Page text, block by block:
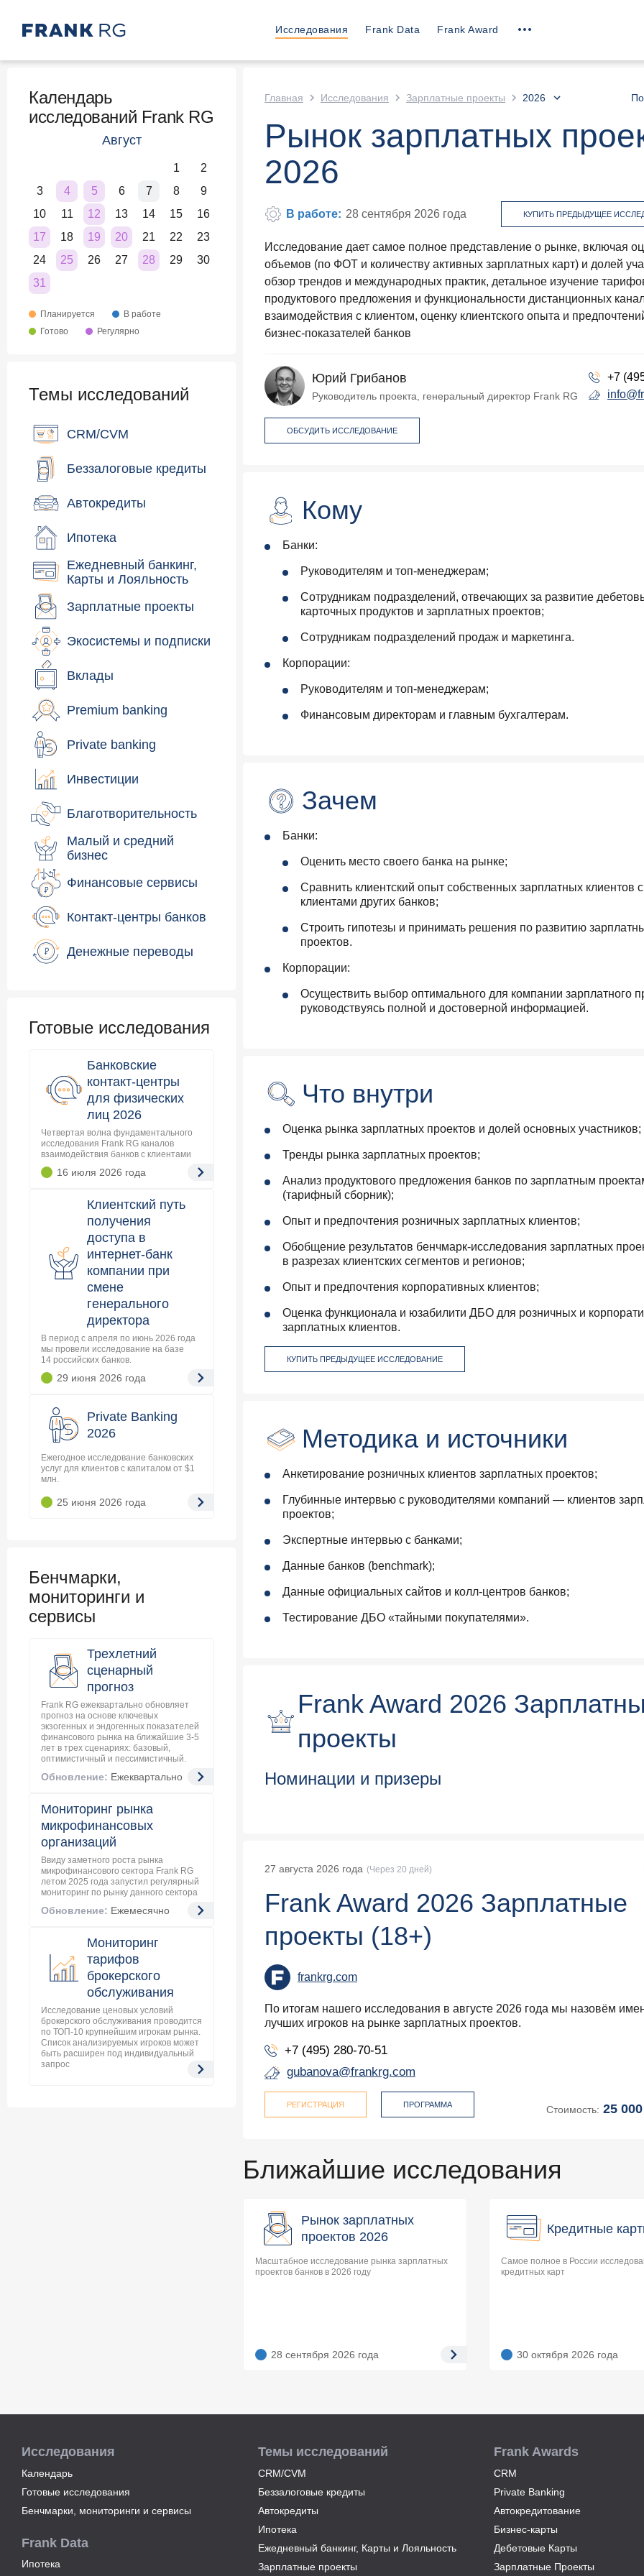
Исследования Frank Data Frank Award
Календарь
исследований Frank RG
Август
1
2
3
4 5 6 7 8
9
10
11 12 13 14 15
16
17
18 19 20 21 22
23
24
25 26 27 28 29
30
31
Планируется
В работе
Готово
Регулярно
Темы исследований
CRM/CVM
Беззалоговые кредиты
Автокредиты
Ипотека
Ежедневный банкинг,
Карты и Лояльность
Зарплатные проекты
Экосистемы и подписки
Вклады
Premium banking
Private banking
Инвестиции
Благотворительность
Малый и средний
бизнес
Финансовые сервисы
Контакт-центры банков
Денежные переводы
Готовые исследования
Банковские
контакт-центры
для физических
лиц 2026
Четвертая волна фундаментального
исследования Frank RG каналов
взаимодействия банков с клиентами
16 июля 2026 года
Клиентский путь
получения
доступа в
интернет-банк
компании при
смене
генерального
директора
В период с апреля по июнь 2026 года
мы провели исследование на базе
14 российских банков.
29 июня 2026 года
Private Banking
2026
Ежегодное исследование банковских
услуг для клиентов с капиталом от $1
млн.
25 июня 2026 года
Бенчмарки,
мониторинги и
сервисы
Трехлетний
сценарный
прогноз
Frank RG ежеквартально обновляет
прогноз на основе ключевых
экзогенных и эндогенных показателей
финансового рынка на ближайшие 3-5
лет в трех сценариях: базовый,
оптимистичный и пессимистичный.
Обновление: Ежеквартально
Мониторинг рынка
микрофинансовых
организаций
Ввиду заметного роста рынка
микрофинансового сектора Frank RG
летом 2025 года запустил регулярный
мониторинг по рынку данного сектора
Обновление: Ежемесячно
Мониторинг
тарифов
брокерского
обслуживания
Исследование ценовых условий
брокерского обслуживания проводится
по ТОП-10 крупнейшим игрокам рынка.
Список анализируемых игроков может
быть расширен под индивидуальный
запрос
Главная Исследования Зарплатные проекты 2026
Рынок зарплатных
2026
В работе: 28 сентября 2026 года КУПИТЬ ПРЕДЫДУЩЕЕ
Исследование дает самое полное представление о рынке, включая
объемов (по ФОТ и количеству активных зарплатных карт) и долей
обзор трендов и международных практик, детальное изучение
продуктового предложения и функциональности дистанционных
взаимодействия с клиентом, оценку клиентского опыта и
бизнес-показателей банков
Юрий Грибанов
Руководитель проекта, генеральный директор Frank RG
+7
ОБСУДИТЬ ИССЛЕДОВАНИЕ
Кому
Банки:
Руководителям и топ-менеджерам;
Сотрудникам подразделений, отвечающих за развитие
карточных продуктов и зарплатных проектов;
Сотрудникам подразделений продаж и маркетинга.
Корпорации:
Руководителям и топ-менеджерам;
Финансовым директорам и главным бухгалтерам.
Зачем
Банки:
Оценить место своего банка на рынке;
Сравнить клиентский опыт собственных зарплатных клиентов с
клиентами других банков;
Строить гипотезы и принимать решения по развитию
проектов.
Корпорации:
Осуществить выбор оптимального для компании зарплатного
руководствуясь полной и достоверной информацией.
Что внутри
Оценка рынка зарплатных проектов и долей основных участников;
Тренды рынка зарплатных проектов;
Анализ продуктового предложения банков по зарплатным
(тарифный сборник);
Опыт и предпочтения розничных зарплатных клиентов;
Обобщение результатов бенчмарк-исследования зарплатных
в разрезах клиентских сегментов и регионов;
Опыт и предпочтения корпоративных клиентов;
Оценка функционала и юзабилити ДБО для розничных и
зарплатных клиентов.
КУПИТЬ ПРЕДЫДУЩЕЕ ИССЛЕДОВАНИЕ
Методика и источники
Анкетирование розничных клиентов зарплатных проектов;
Глубинные интервью с руководителями компаний — клиентов
проектов;
Экспертные интервью с банками;
Данные банков (benchmark);
Данные официальных сайтов и колл-центров банков;
Тестирование ДБО «тайными покупателями».
Frank Award 2026
проекты
Номинации и призеры
27 августа 2026 года (Через 20 дней)
Frank Award 2026 Зарплатные
проекты (18+)
frankrg.com
По итогам нашего исследования в августе 2026 года мы назовём
лучших игроков на рынке зарплатных проектов.
+7 (495) 280-70-51
gubanova@frankrg.com
РЕГИСТРАЦИЯ ПРОГРАММА Стоимость: 25 000
Ближайшие исследования
Рынок зарплатных
проектов 2026
Масштабное исследование рынка зарплатных
проектов банков в 2026 году
28 сентября 2026 года
Кредитные
Самое полное в России
кредитных карт
30 октября 2026 года
Исследования
Календарь
Готовые исследования
Бенчмарки, мониторинги и сервисы
Frank Data
Ипотека
Темы исследований
CRM/CVM
Беззалоговые кредиты
Автокредиты
Ипотека
Ежедневный банкинг, Карты и Лояльность
Зарплатные проекты
Frank Awards
CRM
Private Banking
Автокредитование
Бизнес-карты
Дебетовые Карты
Зарплатные Проекты